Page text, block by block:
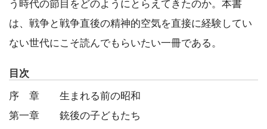
う時代の節目をどのようにとらえてきたのか。本書
は、戦争と戦争直後の精神的空気を直接に経験してい
ない世代にこそ読んでもらいたい一冊である。
目次
序 章 生まれる前の昭和
第一章 銃後の子どもたち